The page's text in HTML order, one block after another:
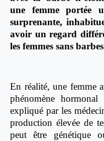
une femme portée
surprenante,
avoir un regard
les femmes sans
En réalité, une femme
phénomène
expliqué par les
production élevée de
peut être génétique